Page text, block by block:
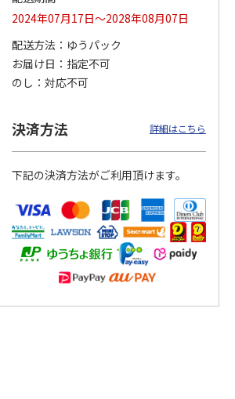
ペット線香 虹のか
なた フルーティフ
ローラルの香り
590円
(送料別・税込)
鈴虫の経木 3枚入
2024年07月17日～2028年08月07日
配送方法
ゆうパック
お届け日
指定不可
のし
対応不可
決済方法 詳細はこちら
下記の決済方法がご利用頂けます。